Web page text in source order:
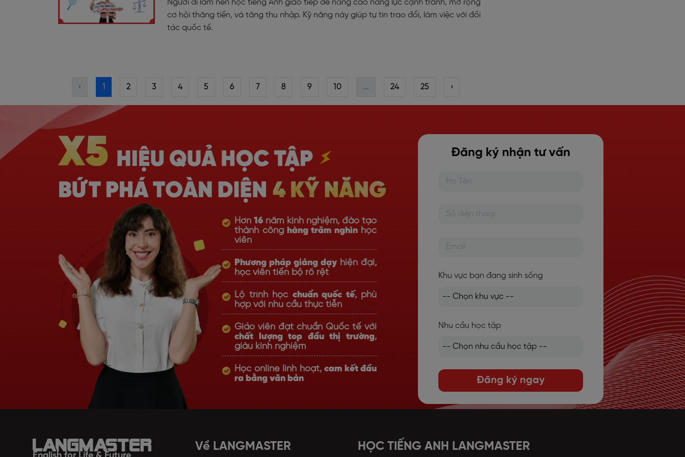
Người đi làm nên học tiếng Anh giao tiếp để nâng cao năng lực cạnh tranh, mở rộng
cơ hội thăng tiến, và tăng thu nhập. Kỹ năng này giúp tự tin trao đổi, làm việc với đối
tác quốc tế.
‹ 1 2 3 4 5 6 7 8 9 10 ... 24 25 ›
Hơn16 năm kinh nghiệm, đào tạo
thành công hàng trăm nghìnhọc
viên
Phương pháp giảng dạy hiện đại,
học viên tiến bộ rõ rệt
Lộ trình học chuẩn quốc tế, phù
hợp với nhu cầu thực tiễn
Giáo viên đạt chuẩn Quốc tế với
chất lượng top đầu thị trường,
giàu kinh nghiệm
Học online linh hoạt,cam kết đầu
ra bằng văn bản
Đăng ký nhận tư vấn
Khu vực bạn đang sinh sống
Nhu cầu học tập
Đăng ký ngay
Về LANGMASTER HỌC TIẾNG ANH LANGMASTER